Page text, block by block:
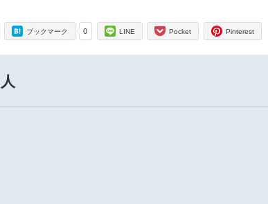
0
ブックマーク LINE Pocket Pinterest